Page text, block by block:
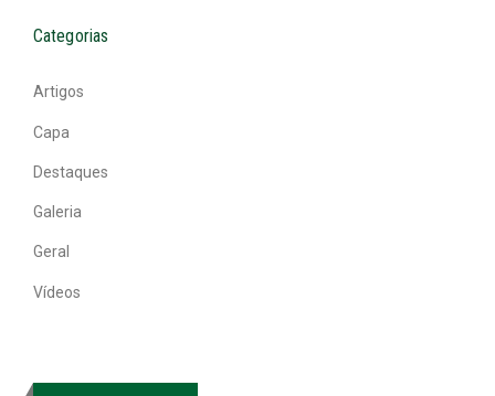
Categorias
Artigos
Capa
Destaques
Galeria
Geral
Vídeos